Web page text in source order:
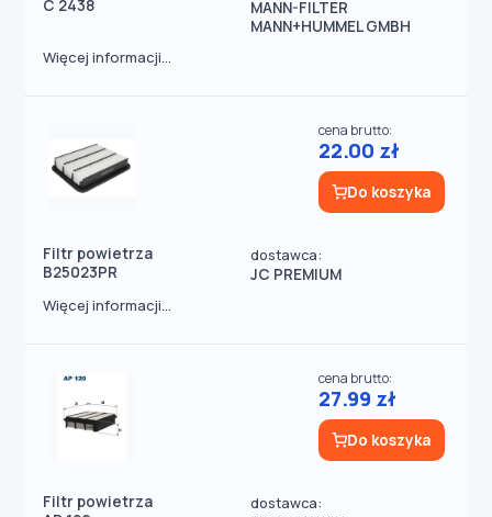
C 2438
MANN-FILTER
MANN+HUMMEL GMBH
Więcej informacji...
Filtr powietrza
B25023PR
dostawca:
JC PREMIUM
cena brutto:
22.00 zł
Do koszyka
Więcej informacji...
Filtr powietrza
dostawca:
cena brutto:
27.99 zł
Do koszyka